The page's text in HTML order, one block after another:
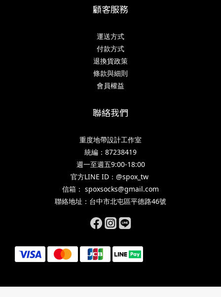
顧客服務
運送方式
付款方式
退換貨政策
條款與細則
會員權益
聯絡我們
重度地帶設計工作室
統編：87238419
週一至週五9:00-18:00
官方LINE ID：@spox_tw
信箱： spoxsocks@gmail.com
聯絡地址：台中市北屯區平德路46號